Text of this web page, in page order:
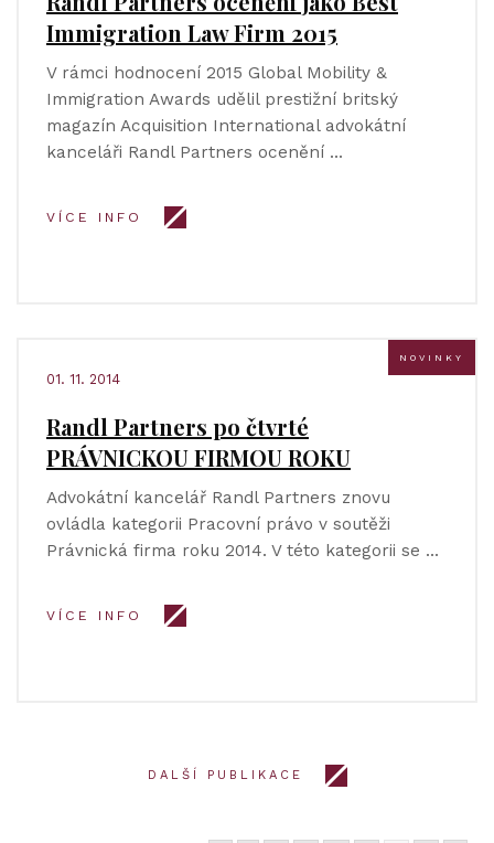
Immigration Law Firm 2015
V rámci hodnocení 2015 Global Mobility &
Immigration Awards udělil prestižní britský
magazín Acquisition International advokátní
kanceláři Randl Partners ocenění …
VÍCE INFO
NOVINKY
01. 11. 2014
Randl Partners po čtvrté
PRÁVNICKOU FIRMOU ROKU
Advokátní kancelář Randl Partners znovu
ovládla kategorii Pracovní právo v soutěži
Právnická firma roku 2014. V této kategorii se …
VÍCE INFO
DALŠÍ PUBLIKACE